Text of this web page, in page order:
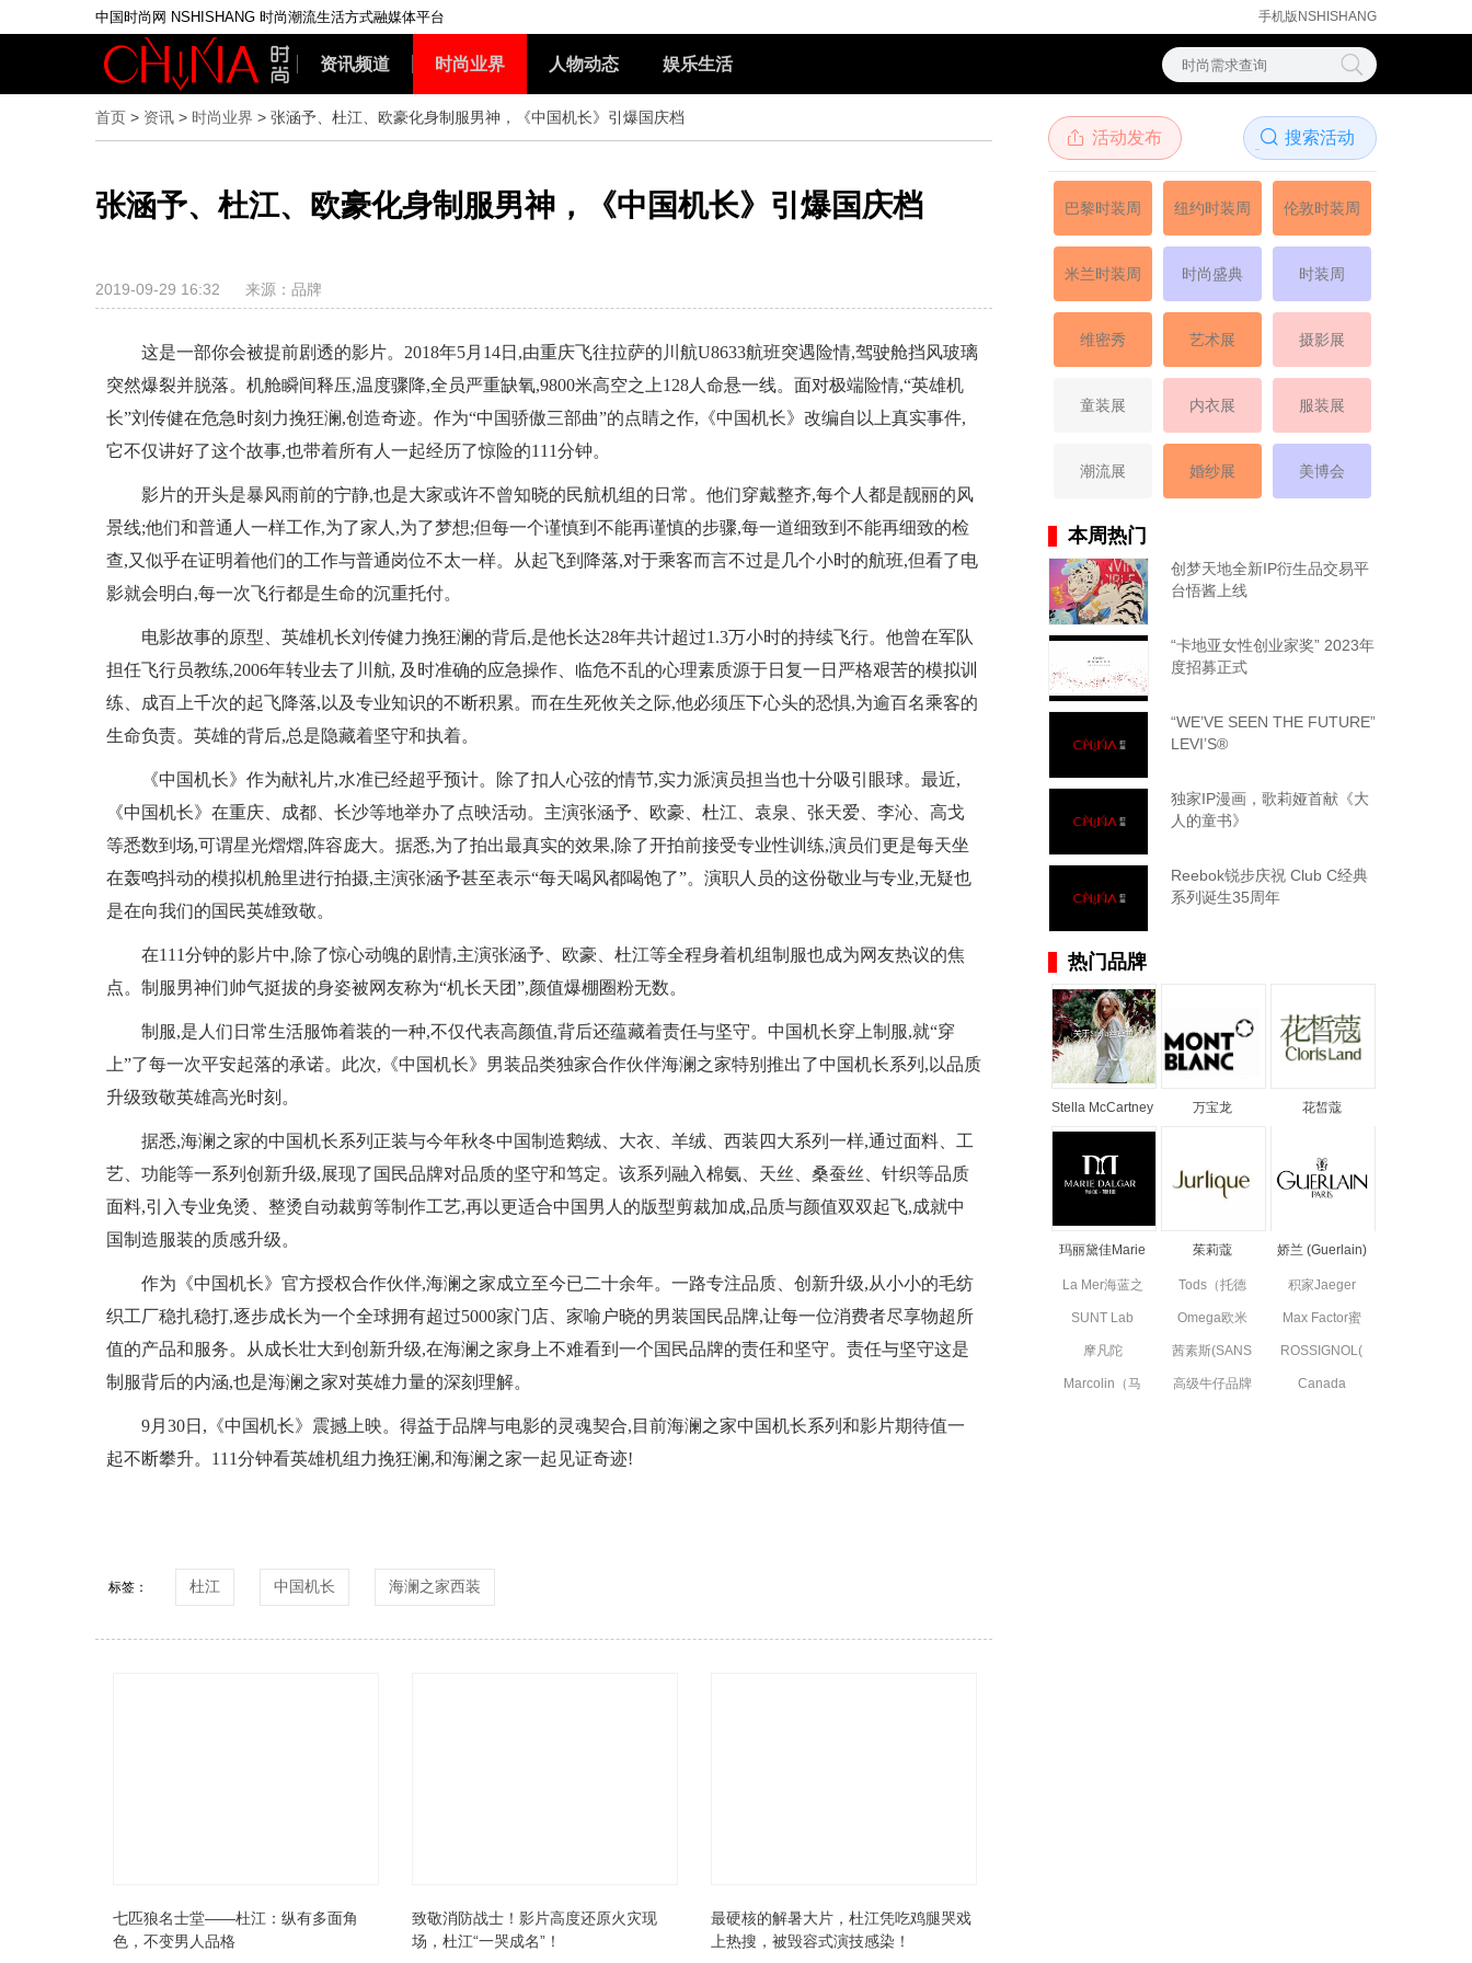
中国时尚网 NSHISHANG 时尚潮流生活方式融媒体平台 手机版NSHISHANG
资讯频道 时尚业界 人物动态 娱乐生活
首页 > 资讯 > 时尚业界 > 张涵予、杜江、欧豪化身制服男神，《中国机长》引爆国庆档
张涵予、杜江、欧豪化身制服男神，《中国机长》引爆国庆档
2019-09-29 16:32 来源：品牌
这是一部你会被提前剧透的影片。2018年5月14日,由重庆飞往拉萨的川航U8633航班突遇险情,驾驶舱挡风玻璃
突然爆裂并脱落。机舱瞬间释压,温度骤降,全员严重缺氧,9800米高空之上128人命悬一线。面对极端险情,“英雄机
长”刘传健在危急时刻力挽狂澜,创造奇迹。作为“中国骄傲三部曲”的点睛之作,《中国机长》改编自以上真实事件,
它不仅讲好了这个故事,也带着所有人一起经历了惊险的111分钟。
影片的开头是暴风雨前的宁静,也是大家或许不曾知晓的民航机组的日常。他们穿戴整齐,每个人都是靓丽的风
景线;他们和普通人一样工作,为了家人,为了梦想;但每一个谨慎到不能再谨慎的步骤,每一道细致到不能再细致的检
查,又似乎在证明着他们的工作与普通岗位不太一样。从起飞到降落,对于乘客而言不过是几个小时的航班,但看了电
影就会明白,每一次飞行都是生命的沉重托付。
电影故事的原型、英雄机长刘传健力挽狂澜的背后,是他长达28年共计超过1.3万小时的持续飞行。他曾在军队
担任飞行员教练,2006年转业去了川航, 及时准确的应急操作、临危不乱的心理素质源于日复一日严格艰苦的模拟训
练、成百上千次的起飞降落,以及专业知识的不断积累。而在生死攸关之际,他必须压下心头的恐惧,为逾百名乘客的
生命负责。英雄的背后,总是隐藏着坚守和执着。
《中国机长》作为献礼片,水准已经超乎预计。除了扣人心弦的情节,实力派演员担当也十分吸引眼球。最近,
《中国机长》在重庆、成都、长沙等地举办了点映活动。主演张涵予、欧豪、杜江、袁泉、张天爱、李沁、高戈
等悉数到场,可谓星光熠熠,阵容庞大。据悉,为了拍出最真实的效果,除了开拍前接受专业性训练,演员们更是每天坐
在轰鸣抖动的模拟机舱里进行拍摄,主演张涵予甚至表示“每天喝风都喝饱了”。演职人员的这份敬业与专业,无疑也
是在向我们的国民英雄致敬。
在111分钟的影片中,除了惊心动魄的剧情,主演张涵予、欧豪、杜江等全程身着机组制服也成为网友热议的焦
点。制服男神们帅气挺拔的身姿被网友称为“机长天团”,颜值爆棚圈粉无数。
制服,是人们日常生活服饰着装的一种,不仅代表高颜值,背后还蕴藏着责任与坚守。中国机长穿上制服,就“穿
上”了每一次平安起落的承诺。此次,《中国机长》男装品类独家合作伙伴海澜之家特别推出了中国机长系列,以品质
升级致敬英雄高光时刻。
据悉,海澜之家的中国机长系列正装与今年秋冬中国制造鹅绒、大衣、羊绒、西装四大系列一样,通过面料、工
艺、功能等一系列创新升级,展现了国民品牌对品质的坚守和笃定。该系列融入棉氨、天丝、桑蚕丝、针织等品质
面料,引入专业免烫、整烫自动裁剪等制作工艺,再以更适合中国男人的版型剪裁加成,品质与颜值双双起飞,成就中
国制造服装的质感升级。
作为《中国机长》官方授权合作伙伴,海澜之家成立至今已二十余年。一路专注品质、创新升级,从小小的毛纺
织工厂稳扎稳打,逐步成长为一个全球拥有超过5000家门店、家喻户晓的男装国民品牌,让每一位消费者尽享物超所
值的产品和服务。从成长壮大到创新升级,在海澜之家身上不难看到一个国民品牌的责任和坚守。责任与坚守这是
制服背后的内涵,也是海澜之家对英雄力量的深刻理解。
9月30日,《中国机长》震撼上映。得益于品牌与电影的灵魂契合,目前海澜之家中国机长系列和影片期待值一
起不断攀升。111分钟看英雄机组力挽狂澜,和海澜之家一起见证奇迹!
标签： 杜江 中国机长 海澜之家西装
七匹狼名士堂——杜江：纵有多面角
色，不变男人品格
致敬消防战士！影片高度还原火灾现
场，杜江“一哭成名”！
最硬核的解暑大片，杜江凭吃鸡腿哭戏
上热搜，被毁容式演技感染！
 活动发布  搜索活动
巴黎时装周 纽约时装周 伦敦时装周
米兰时装周 时尚盛典 时装周
维密秀 艺术展 摄影展
童装展 内衣展 服装展
潮流展 婚纱展 美博会
本周热门
创梦天地全新IP衍生品交易平
台悟酱上线
“卡地亚女性创业家奖” 2023年
度招募正式
“WE’VE SEEN THE FUTURE”
LEVI’S®
独家IP漫画，歌莉娅首献《大
人的童书》
Reebok锐步庆祝 Club C经典
系列诞生35周年
热门品牌
Stella McCartney
丝黛拉•麦卡妮品
牌资料介绍
万宝龙
花皙蔻
玛丽黛佳Marie
简介
茱莉蔻
资料简介
娇兰 (Guerlain)
La Mer海蓝之
Tods（托德
简介
积家Jaeger
牌资料简介
SUNT Lab
下童装)全新
副线品牌资料
Omega欧米
介
Max Factor蜜
摩凡陀
牌资料简介
茜素斯(SANS
资料简介
ROSSIGNOL(卢
Marcolin（马
高级牛仔品牌
Canada